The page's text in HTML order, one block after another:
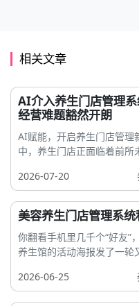
相关文章
AI介入养生门店管理
经营难题豁然开朗
AI赋能，开启养生门店管理
中，养生门店正面临着前所
2026-07-20
美容养生门店管理系
你翻看手机里几千个“好友”
养生馆的活动海报发了一轮
2026-06-25